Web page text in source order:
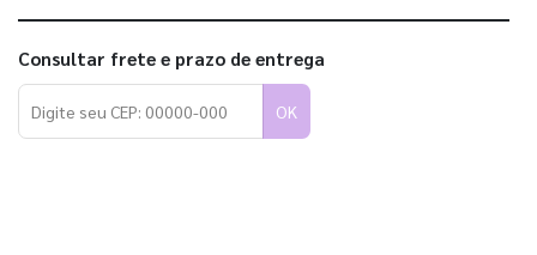
Consultar frete e prazo de entrega
OK